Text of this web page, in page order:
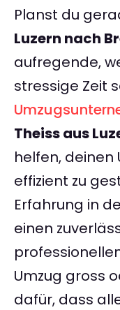
Planst du
Luzern nach
aufregende,
stressige Zeit
Theiss aus
helfen, deinen
effizient zu
Erfahrung in
einen
Umzug gross
dafür, dass